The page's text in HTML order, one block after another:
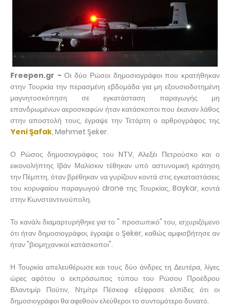
Freepen.gr - Οι δύο Ρώσοι δημοσιογράφοι που κρατήθηκαν
στην Τουρκία την περασμένη εβδομάδα για μη εξουσιοδοτημένη
μαγνητοσκόπηση σε εγκατάσταση παραγωγής μη
επανδρωμένων αεροσκαφών ήταν κατάσκοποι που έκαναν λάθος
στην αποστολή τους, έγραψε την Τετάρτη ο αρθρογράφος της
Yeni Şafak, Mehmet Şeker.
Ο Ρώσος δημοσιογράφος του NTV, Αλεξέι Πετρούσκο και ο
εικονολήπτης Ιβάν Μαλίσκιν τέθηκαν υπό αστυνομική κράτηση
την Πέμπτη, όταν βρέθηκαν να γυρίζουν κοντά στις εγκαταστάσεις
του κορυφαίου παραγωγού drone της Τουρκίας, Baykar, κοντά
στην Κωνσταντινούπολη.
Το κανάλι διαμαρτυρήθηκε για το " προσωπικό" του, ισχυριζόμενο
ότι ήταν δημοσιογράφοι, έγραψε ο Şeker, καθώς αμφισβήτησε αν
ήταν "βιομηχανικοί κατάσκοποι".
Η Τουρκία απελευθέρωσε και τους δύο άνδρες τη Δευτέρα, λίγες
ώρες αφότου ο εκπρόσωπος τύπου του Ρώσου Προέδρου
Βλαντιμίρ Πούτιν, Ντμίτρι Πέσκοφ εξέφρασε ελπίδες ότι οι
δημοσιογράφοι θα αφεθούν ελεύθεροι το συντομότερο δυνατό.